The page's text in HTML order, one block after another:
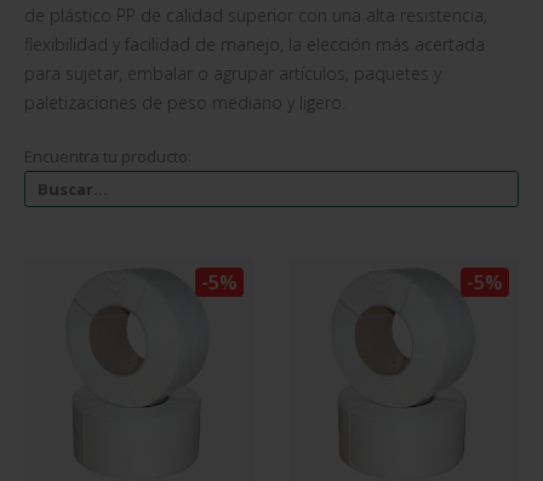
de plástico PP de calidad superior con una alta resistencia,
flexibilidad y facilidad de manejo, la elección más acertada
para sujetar, embalar o agrupar artículos, paquetes y
paletizaciones de peso mediano y ligero.
Encuentra tu producto:
-5% -5%